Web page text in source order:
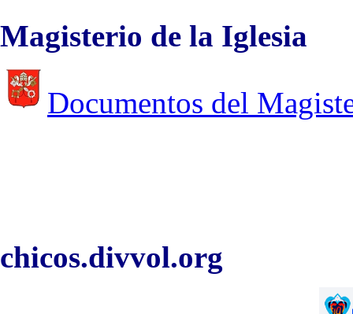
Magisterio de la Iglesia
Documentos del
chicos.divvol.org